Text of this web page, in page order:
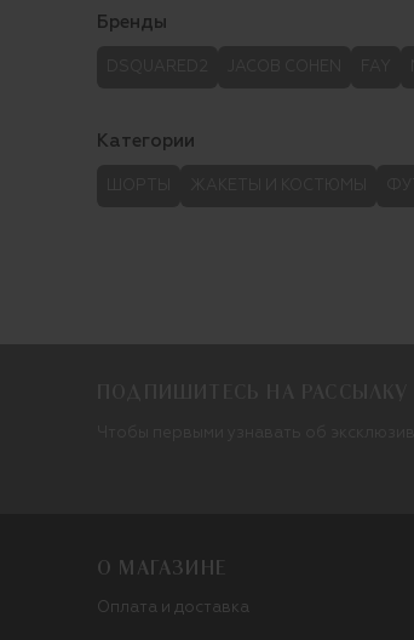
Бренды
Категории
О МАГАЗИНЕ
Оплата и доставка